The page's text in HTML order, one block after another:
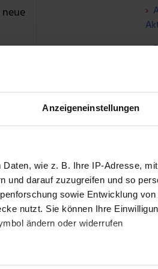
Anzeigeneinstellungen
wie z. B. Ihre IP-Adresse,
darauf zuzugreifen und so
sowie Entwicklung
nutzt. Sie können Ihre
ändern oder widerrufen
Die 24-
erst nach einem